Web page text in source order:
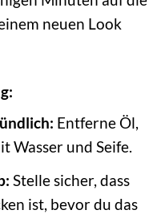
neuen Look
Entferne Öl,
Wasser und Seife.
Stelle sicher, dass
ist, bevor du das